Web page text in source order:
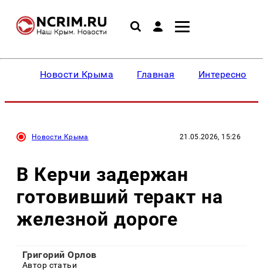
Новости Крыма Главная Интересное
Новости Крыма 21.05.2026, 15:26
В Керчи задержан
готовивший теракт на
железной дороге
Григорий Орлов
Автор статьи